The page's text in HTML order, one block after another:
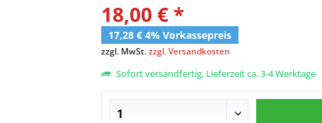
18,00 € *
17,28 € 4% Vorkassepreis
zzgl. MwSt.zzgl. Versandkosten
Sofort versandfertig, Lieferzeit ca. 3-4 Werktage